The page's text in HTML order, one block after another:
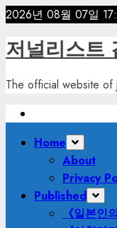
Skip
content
2026년 08월 07일
저널리스트
The official website of
PrimaryHome
About
Privacy
Published
《일본인